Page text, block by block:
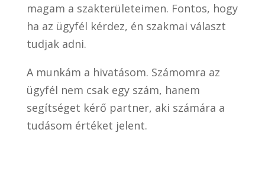
magam a szakterületeimen. Fontos, hogy
ha az ügyfél kérdez, én szakmai választ
tudjak adni.
A munkám a hivatásom. Számomra az
ügyfél nem csak egy szám, hanem
segítséget kérő partner, aki számára a
tudásom értéket jelent.